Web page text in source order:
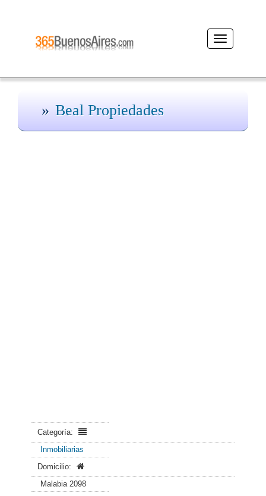
Desplegar
navegación
Beal Propiedades
Categoría:
Inmobiliarias
Domicilio:
Malabia 2098